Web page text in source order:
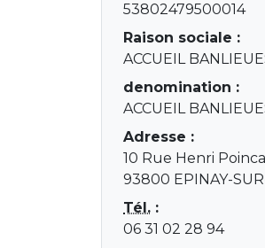
53802479500014
Raison sociale :
ACCUEIL
denomination :
ACCUEIL
Adresse :
10 Rue Henri
93800 EPINAY-
Tél. :
06 31 02 28 94